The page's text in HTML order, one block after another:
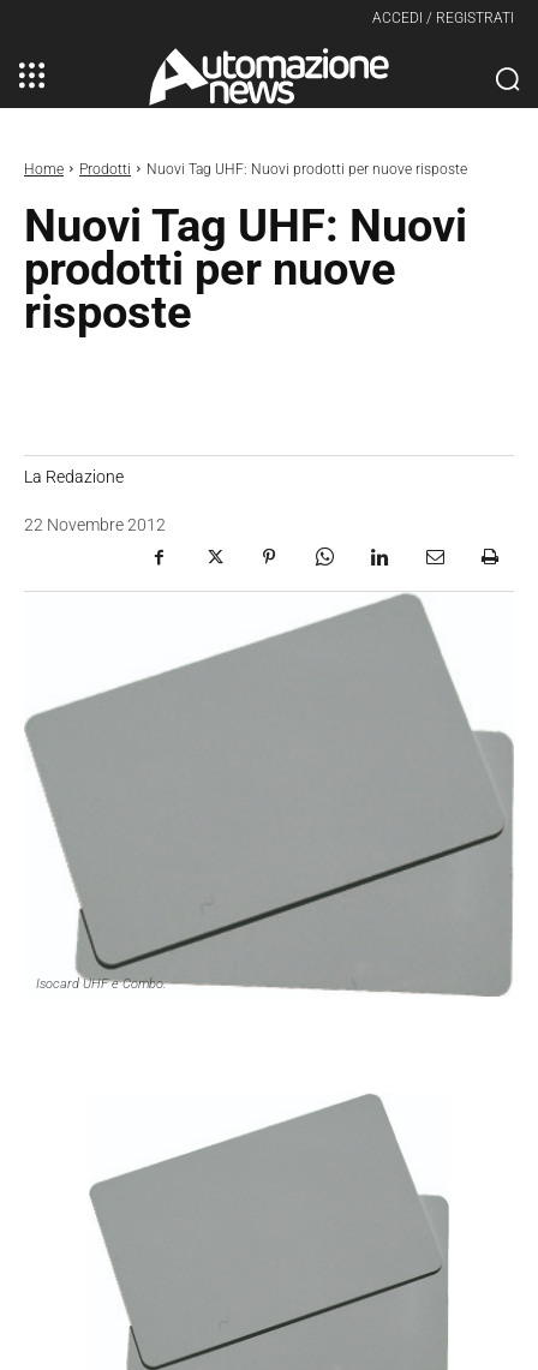
ACCEDI / REGISTRATI
Home Prodotti Nuovi Tag UHF: Nuovi prodotti per nuove risposte
Nuovi Tag UHF: Nuovi
prodotti per nuove
risposte
La Redazione
22 Novembre 2012
Isocard UHF e Combo.